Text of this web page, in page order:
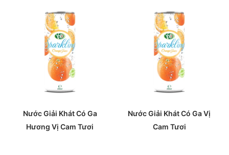
Nước Giải Khát Có Ga
Hương Vị Cam Tươi
Nước Giải Khát Có Ga Vị
Cam Tươi